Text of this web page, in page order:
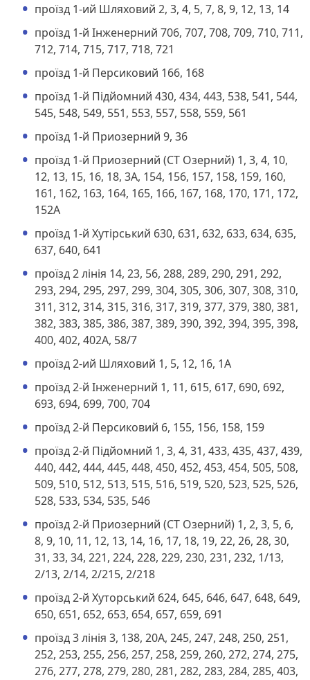
проїзд 1-ий Шляховий 2, 3, 4, 5, 7, 8, 9, 12, 13, 14
проїзд 1-й Інженерний 706, 707, 708, 709, 710, 711,
712, 714, 715, 717, 718, 721
проїзд 1-й Персиковий 166, 168
проїзд 1-й Підйомний 430, 434, 443, 538, 541, 544,
545, 548, 549, 551, 553, 557, 558, 559, 561
проїзд 1-й Приозерний 9, 36
проїзд 1-й Приозерний (СТ Озерний) 1, 3, 4, 10,
12, 13, 15, 16, 18, 3А, 154, 156, 157, 158, 159, 160,
161, 162, 163, 164, 165, 166, 167, 168, 170, 171, 172,
152А
проїзд 1-й Хутірський 630, 631, 632, 633, 634, 635,
637, 640, 641
проїзд 2 лінія 14, 23, 56, 288, 289, 290, 291, 292,
293, 294, 295, 297, 299, 304, 305, 306, 307, 308, 310,
311, 312, 314, 315, 316, 317, 319, 377, 379, 380, 381,
382, 383, 385, 386, 387, 389, 390, 392, 394, 395, 398,
400, 402, 402А, 58/7
проїзд 2-ий Шляховий 1, 5, 12, 16, 1А
проїзд 2-й Інженерний 1, 11, 615, 617, 690, 692,
693, 694, 699, 700, 704
проїзд 2-й Персиковий 6, 155, 156, 158, 159
проїзд 2-й Підйомний 1, 3, 4, 31, 433, 435, 437, 439,
440, 442, 444, 445, 448, 450, 452, 453, 454, 505, 508,
509, 510, 512, 513, 515, 516, 519, 520, 523, 525, 526,
528, 533, 534, 535, 546
проїзд 2-й Приозерний (СТ Озерний) 1, 2, 3, 5, 6,
8, 9, 10, 11, 12, 13, 14, 16, 17, 18, 19, 22, 26, 28, 30,
31, 33, 34, 221, 224, 228, 229, 230, 231, 232, 1/13,
2/13, 2/14, 2/215, 2/218
проїзд 2-й Хуторський 624, 645, 646, 647, 648, 649,
650, 651, 652, 653, 654, 657, 659, 691
проїзд 3 лінія 3, 138, 20А, 245, 247, 248, 250, 251,
252, 253, 255, 256, 257, 258, 259, 260, 272, 274, 275,
276, 277, 278, 279, 280, 281, 282, 283, 284, 285, 403,